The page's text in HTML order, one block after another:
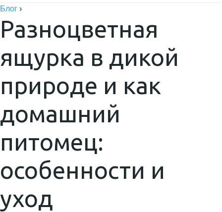
Блог ›
Разноцветная
ящурка в дикой
природе и как
домашний
питомец:
особенности и
уход